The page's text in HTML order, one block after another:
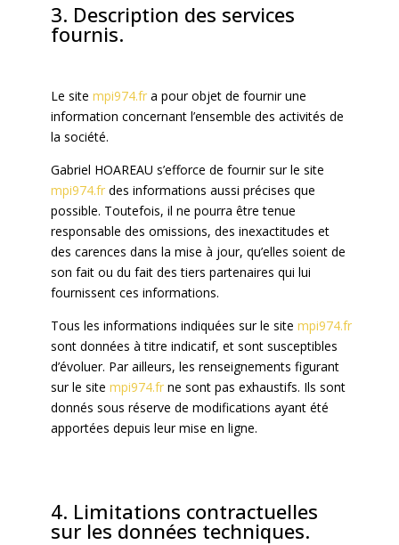
3. Description des services
fournis.
Le site mpi974.fr a pour objet de fournir une
information concernant l’ensemble des activités de
la société.
Gabriel HOAREAU s’efforce de fournir sur le site
mpi974.fr des informations aussi précises que
possible. Toutefois, il ne pourra être tenue
responsable des omissions, des inexactitudes et
des carences dans la mise à jour, qu’elles soient de
son fait ou du fait des tiers partenaires qui lui
fournissent ces informations.
Tous les informations indiquées sur le site mpi974.fr
sont données à titre indicatif, et sont susceptibles
d’évoluer. Par ailleurs, les renseignements figurant
sur le site mpi974.fr ne sont pas exhaustifs. Ils sont
donnés sous réserve de modifications ayant été
apportées depuis leur mise en ligne.
4. Limitations contractuelles
sur les données techniques.